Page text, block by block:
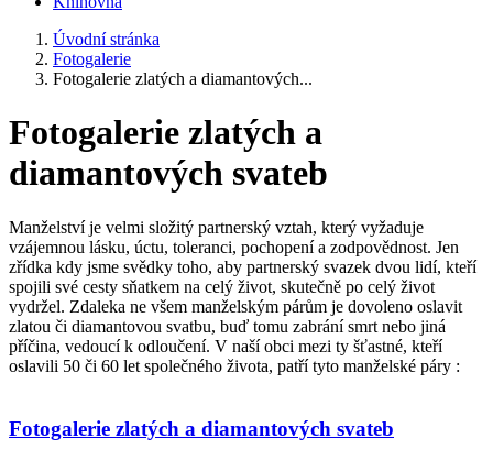
Úvodní stránka
Fotogalerie
Fotogalerie zlatých a diamantových...
Fotogalerie zlatých a
diamantových svateb
Manželství je velmi složitý partnerský vztah, který vyžaduje
vzájemnou lásku, úctu, toleranci, pochopení a zodpovědnost. Jen
zřídka kdy jsme svědky toho, aby partnerský svazek dvou lidí, kteří
spojili své cesty sňatkem na celý život, skutečně po celý život
vydržel. Zdaleka ne všem manželským párům je dovoleno oslavit
zlatou či diamantovou svatbu, buď tomu zabrání smrt nebo jiná
příčina, vedoucí k odloučení. V naší obci mezi ty šťastné, kteří
oslavili 50 či 60 let společného života, patří tyto manželské páry :
Fotogalerie zlatých a diamantových svateb